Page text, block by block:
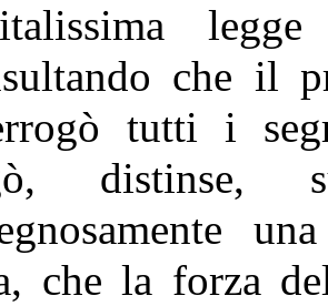
che il
tutti i
distinse,
che la forza